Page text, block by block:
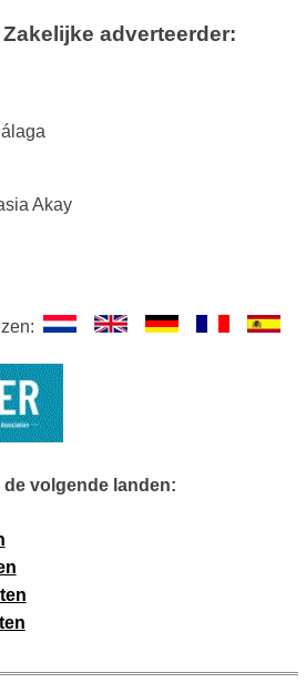
adverteerder:
Akay
volgende landen: